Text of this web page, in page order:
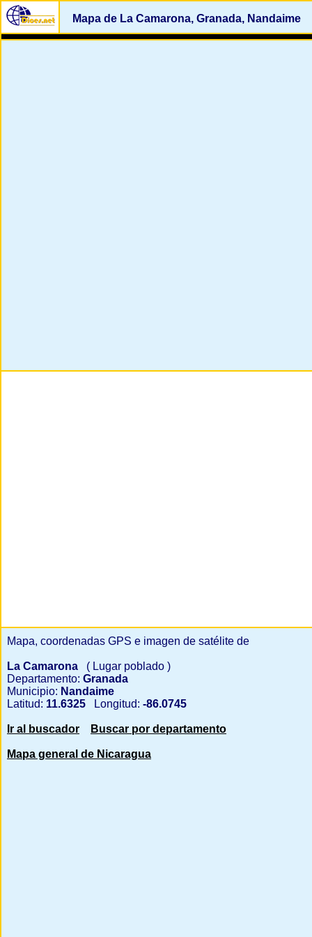
Mapa de La Camarona, Granada, Nandaime
Mapa, coordenadas GPS e imagen de satélite de
La Camarona
( Lugar poblado )
Departamento: Granada
Municipio: Nandaime
Latitud: 11.6325 Longitud: -86.0745
Ir al buscador Buscar por departamento
Mapa general de Nicaragua